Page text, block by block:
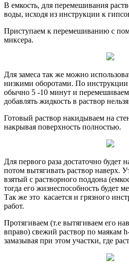
В емкость, для перемешивания
воды, исходя из инструкции к
Приступаем к перемешиванию с
миксера.
Для замеса так же можно
низкими оборотами. По инструкции
обычно 5 -10 минут и перемешиваем
добавлять жидкость в раствор
Готовый раствор накидываем на
накрывая поверхность полностью.
Для первого раза достаточно будет
потом вытягивать раствор наверх.
взятый с растворного поддона
тогда его жизнеспособность будет
Так же это касается и грязного
работ.
Протягиваем (т.е вытягиваем его
вправо) свежий раствор по маякам
замазывая при этом участки, где